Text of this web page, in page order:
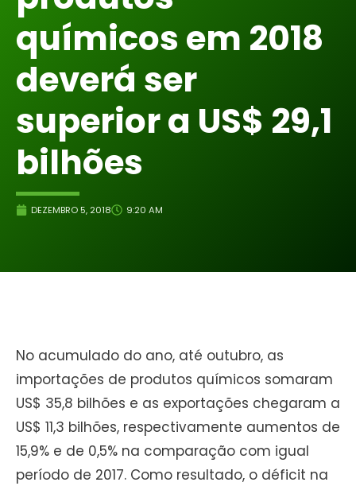
químicos em 2018
deverá ser
superior a US$ 29,1
bilhões
DEZEMBRO 5, 2018 9:20 AM
No acumulado do ano, até outubro, as
importações de produtos químicos somaram
US$ 35,8 bilhões e as exportações chegaram a
US$ 11,3 bilhões, respectivamente aumentos de
15,9% e de 0,5% na comparação com igual
período de 2017. Como resultado, o déficit na